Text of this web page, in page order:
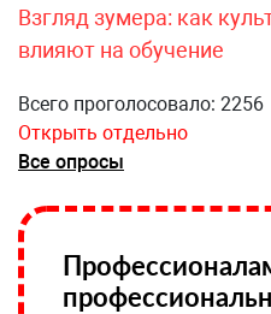
Взгляд зумера: как
влияют на обучение
Всего проголосовало: 2256
Открыть отдельно
Все опросы